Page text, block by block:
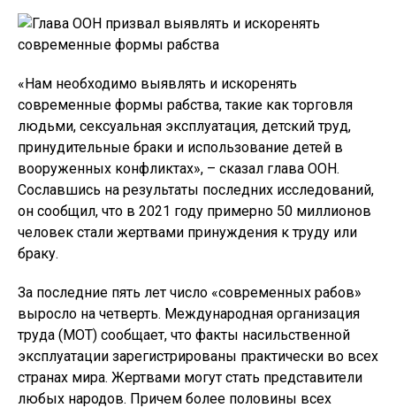
«Нам необходимо выявлять и искоренять
современные формы рабства, такие как торговля
людьми, сексуальная эксплуатация, детский труд,
принудительные браки и использование детей в
вооруженных конфликтах», – сказал глава ООН.
Сославшись на результаты последних исследований,
он сообщил, что в 2021 году примерно 50 миллионов
человек стали жертвами принуждения к труду или
браку.
За последние пять лет число «современных рабов»
выросло на четверть. Международная организация
труда (МОТ) сообщает, что факты насильственной
эксплуатации зарегистрированы практически во всех
странах мира. Жертвами могут стать представители
любых народов. Причем более половины всех